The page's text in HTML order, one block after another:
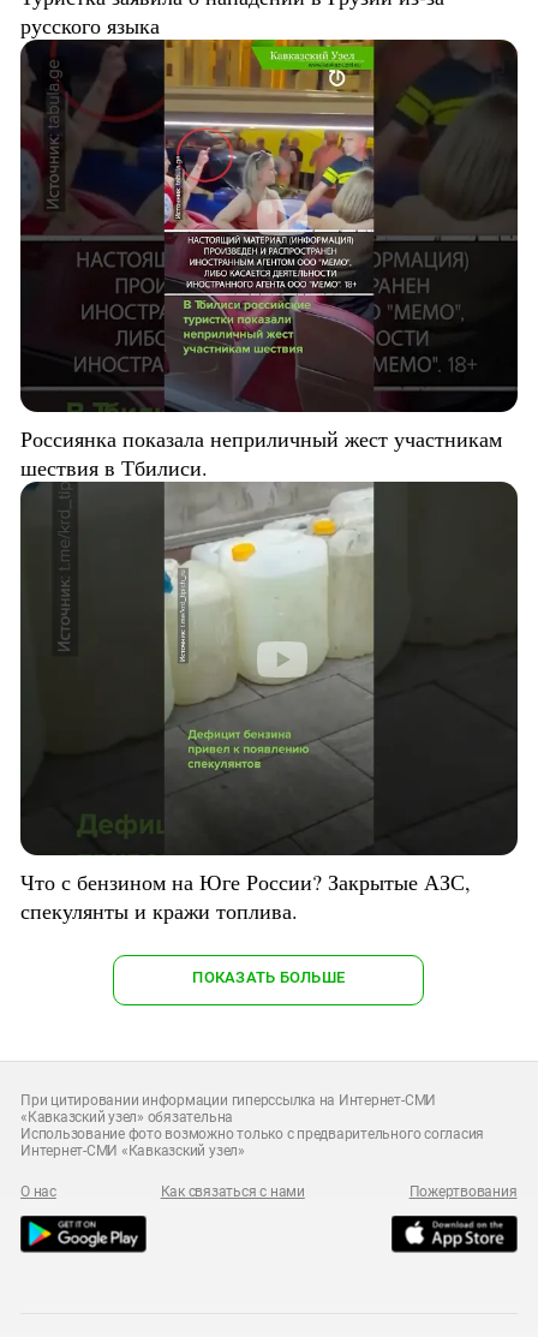
русского языка
Россиянка показала неприличный жест участникам
шествия в Тбилиси.
Что с бензином на Юге России? Закрытые АЗС,
спекулянты и кражи топлива.
ПОКАЗАТЬ БОЛЬШЕ
При цитировании информации гиперссылка на Интернет-СМИ
«Кавказский узел» обязательна
Использование фото возможно только с предварительного согласия
Интернет-СМИ «Кавказский узел»
О нас Как связаться с нами Пожертвования